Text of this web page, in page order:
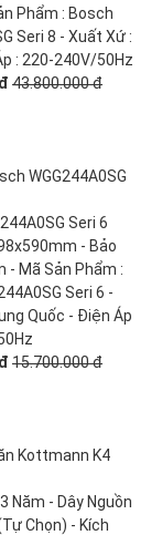
Phẩm : Bosch
Seri 8 - Xuất Xứ :
: 220-240V/50Hz
43.800.000 đ
WGG244A0SG
Seri 6
- Bảo
- Mã Sản Phẩm :
Seri 6 -
Quốc - Điện Áp
15.700.000 đ
Kottmann K4
Năm - Dây Nguồn
Chọn) - Kích